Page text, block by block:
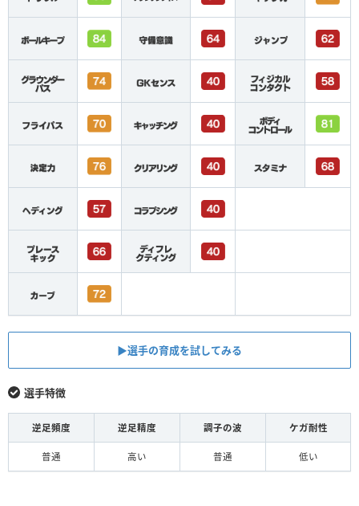
▶︎選手の育成を試してみる
選手特徴
逆足頻度 逆足精度 調子の波 ケガ耐性
普通 高い 普通 低い